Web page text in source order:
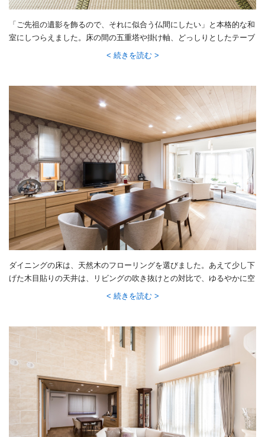
「ご先祖の遺影を飾るので、それに似合う仏間にしたい」と本格的な和
室にしつらえました。床の間の五重塔や掛け軸、どっしりとしたテーブ
ルもお父様が集めたもの。思い出の品は、いつでも家族の目に触れるよ
続きを読む
ダイニングの床は、天然木のフローリングを選びました。あえて少し下
げた木目貼りの天井は、リビングの吹き抜けとの対比で、ゆるやかに空
間をわけています。壁のシックなクロスと淡いパープルのローマンシェ
続きを読む